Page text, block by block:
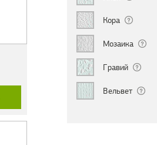
Кора
Мозаика
Гравий
Вельвет